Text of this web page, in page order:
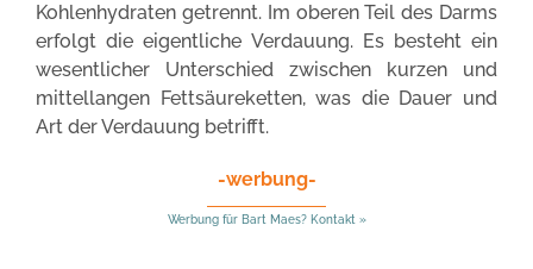
Kohlenhydraten getrennt. Im oberen Teil des Darms
erfolgt die eigentliche Verdauung. Es besteht ein
wesentlicher Unterschied zwischen kurzen und
mittellangen Fettsäureketten, was die Dauer und
Art der Verdauung betrifft.
-werbung-
Werbung für Bart Maes? Kontakt »